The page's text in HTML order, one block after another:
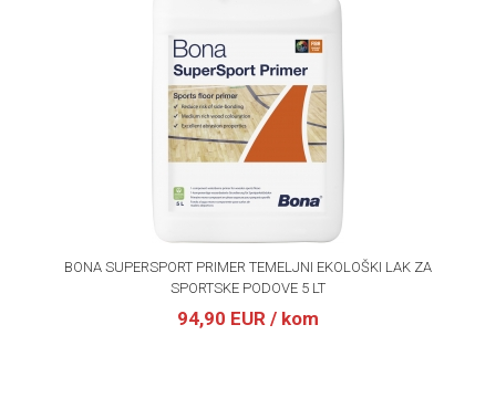
BONA SUPERSPORT PRIMER TEMELJNI EKOLOŠKI LAK ZA
SPORTSKE PODOVE 5 LT
94,90 EUR / kom